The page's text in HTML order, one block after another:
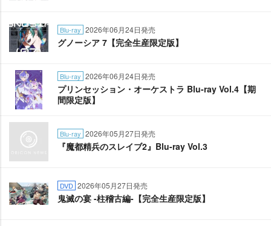
Blu-ray 2026年06月24日発売
グノーシア 7【完全生産限定版】
Blu-ray 2026年06月24日発売
プリンセッション・オーケストラ Blu-ray Vol.4【期
間限定版】
Blu-ray 2026年05月27日発売
『魔都精兵のスレイブ2』Blu-ray Vol.3
DVD 2026年05月27日発売
鬼滅の宴 -柱稽古編-【完全生産限定版】